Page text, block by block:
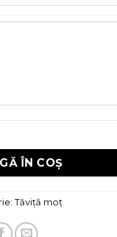
ÎN COȘ
Tăviță moț